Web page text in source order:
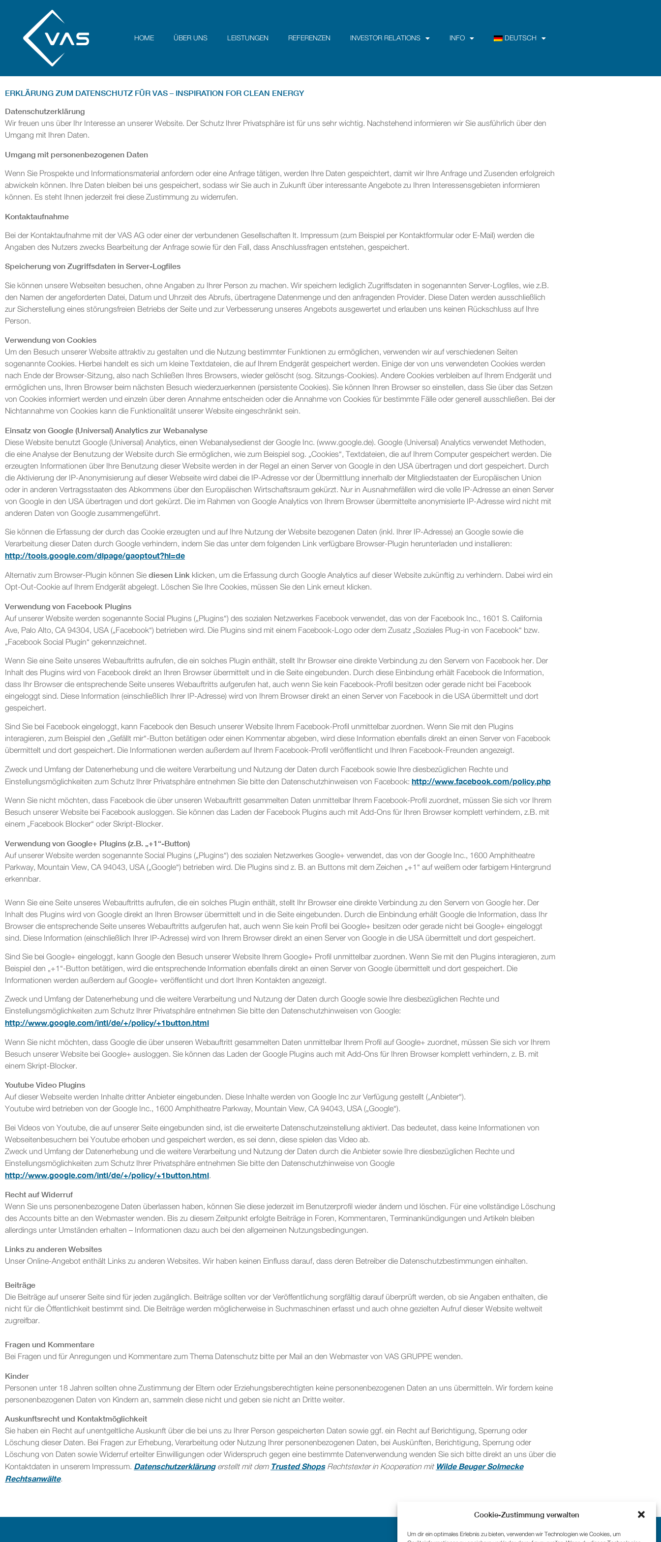
Cookie-Zustimmung verwalten
Um dir ein optimales Erlebnis zu bieten, verwenden wir Technologien wie Cookies, um
HOME ÜBER UNS LEISTUNGEN REFERENZEN INVESTOR RELATIONS INFO DEUTSCH
ERKLÄRUNG ZUM DATENSCHUTZ FÜR VAS – INSPIRATION FOR CLEAN ENERGY
Datenschutzerklärung
Wir freuen uns über Ihr Interesse an unserer Website. Der Schutz Ihrer Privatsphäre ist für uns sehr wichtig. Nachstehend informieren wir Sie ausführlich über den
Umgang mit Ihren Daten.
Umgang mit personenbezogenen Daten
Wenn Sie Prospekte und Informationsmaterial anfordern oder eine Anfrage tätigen, werden Ihre Daten gespeichtert, damit wir Ihre Anfrage und Zusenden erfolgreich
abwickeln können. Ihre Daten bleiben bei uns gespeichert, sodass wir Sie auch in Zukunft über interessante Angebote zu Ihren Interessensgebieten informieren
können. Es steht Ihnen jederzeit frei diese Zustimmung zu widerrufen.
Kontaktaufnahme
Bei der Kontaktaufnahme mit der VAS AG oder einer der verbundenen Gesellschaften lt. Impressum (zum Beispiel per Kontaktformular oder E-Mail) werden die
Angaben des Nutzers zwecks Bearbeitung der Anfrage sowie für den Fall, dass Anschlussfragen entstehen, gespeichert.
Speicherung von Zugriffsdaten in Server-Logfiles
Sie können unsere Webseiten besuchen, ohne Angaben zu Ihrer Person zu machen. Wir speichern lediglich Zugriffsdaten in sogenannten Server-Logfiles, wie z.B.
den Namen der angeforderten Datei, Datum und Uhrzeit des Abrufs, übertragene Datenmenge und den anfragenden Provider. Diese Daten werden ausschließlich
zur Sicherstellung eines störungsfreien Betriebs der Seite und zur Verbesserung unseres Angebots ausgewertet und erlauben uns keinen Rückschluss auf Ihre
Person.
Verwendung von Cookies
Um den Besuch unserer Website attraktiv zu gestalten und die Nutzung bestimmter Funktionen zu ermöglichen, verwenden wir auf verschiedenen Seiten
sogenannte Cookies. Hierbei handelt es sich um kleine Textdateien, die auf Ihrem Endgerät gespeichert werden. Einige der von uns verwendeten Cookies werden
nach Ende der Browser-Sitzung, also nach Schließen Ihres Browsers, wieder gelöscht (sog. Sitzungs-Cookies). Andere Cookies verbleiben auf Ihrem Endgerät und
ermöglichen uns, Ihren Browser beim nächsten Besuch wiederzuerkennen (persistente Cookies). Sie können Ihren Browser so einstellen, dass Sie über das Setzen
von Cookies informiert werden und einzeln über deren Annahme entscheiden oder die Annahme von Cookies für bestimmte Fälle oder generell ausschließen. Bei der
Nichtannahme von Cookies kann die Funktionalität unserer Website eingeschränkt sein.
Einsatz von Google (Universal) Analytics zur Webanalyse
Diese Website benutzt Google (Universal) Analytics, einen Webanalysedienst der Google Inc. (www.google.de). Google (Universal) Analytics verwendet Methoden,
die eine Analyse der Benutzung der Website durch Sie ermöglichen, wie zum Beispiel sog. „Cookies“, Textdateien, die auf Ihrem Computer gespeichert werden. Die
erzeugten Informationen über Ihre Benutzung dieser Website werden in der Regel an einen Server von Google in den USA übertragen und dort gespeichert. Durch
die Aktivierung der IP-Anonymisierung auf dieser Webseite wird dabei die IP-Adresse vor der Übermittlung innerhalb der Mitgliedstaaten der Europäischen Union
oder in anderen Vertragsstaaten des Abkommens über den Europäischen Wirtschaftsraum gekürzt. Nur in Ausnahmefällen wird die volle IP-Adresse an einen Server
von Google in den USA übertragen und dort gekürzt. Die im Rahmen von Google Analytics von Ihrem Browser übermittelte anonymisierte IP-Adresse wird nicht mit
anderen Daten von Google zusammengeführt.
Sie können die Erfassung der durch das Cookie erzeugten und auf Ihre Nutzung der Website bezogenen Daten (inkl. Ihrer IP-Adresse) an Google sowie die
Verarbeitung dieser Daten durch Google verhindern, indem Sie das unter dem folgenden Link verfügbare Browser-Plugin herunterladen und installieren:
http://tools.google.com/dlpage/gaoptout?hl=de
Alternativ zum Browser-Plugin können Sie diesen Link klicken, um die Erfassung durch Google Analytics auf dieser Website zukünftig zu verhindern. Dabei wird ein
Opt-Out-Cookie auf Ihrem Endgerät abgelegt. Löschen Sie Ihre Cookies, müssen Sie den Link erneut klicken.
Verwendung von Facebook Plugins
Auf unserer Website werden sogenannte Social Plugins („Plugins“) des sozialen Netzwerkes Facebook verwendet, das von der Facebook Inc., 1601 S. California
Ave, Palo Alto, CA 94304, USA („Facebook“) betrieben wird. Die Plugins sind mit einem Facebook-Logo oder dem Zusatz „Soziales Plug-in von Facebook“ bzw.
„Facebook Social Plugin“ gekennzeichnet.
Wenn Sie eine Seite unseres Webauftritts aufrufen, die ein solches Plugin enthält, stellt Ihr Browser eine direkte Verbindung zu den Servern von Facebook her. Der
Inhalt des Plugins wird von Facebook direkt an Ihren Browser übermittelt und in die Seite eingebunden. Durch diese Einbindung erhält Facebook die Information,
dass Ihr Browser die entsprechende Seite unseres Webauftritts aufgerufen hat, auch wenn Sie kein Facebook-Profil besitzen oder gerade nicht bei Facebook
eingeloggt sind. Diese Information (einschließlich Ihrer IP-Adresse) wird von Ihrem Browser direkt an einen Server von Facebook in die USA übermittelt und dort
gespeichert.
Sind Sie bei Facebook eingeloggt, kann Facebook den Besuch unserer Website Ihrem Facebook-Profil unmittelbar zuordnen. Wenn Sie mit den Plugins
interagieren, zum Beispiel den „Gefällt mir“-Button betätigen oder einen Kommentar abgeben, wird diese Information ebenfalls direkt an einen Server von Facebook
übermittelt und dort gespeichert. Die Informationen werden außerdem auf Ihrem Facebook-Profil veröffentlicht und Ihren Facebook-Freunden angezeigt.
Zweck und Umfang der Datenerhebung und die weitere Verarbeitung und Nutzung der Daten durch Facebook sowie Ihre diesbezüglichen Rechte und
Einstellungsmöglichkeiten zum Schutz Ihrer Privatsphäre entnehmen Sie bitte den Datenschutzhinweisen von Facebook: http://www.facebook.com/policy.php
Wenn Sie nicht möchten, dass Facebook die über unseren Webauftritt gesammelten Daten unmittelbar Ihrem Facebook-Profil zuordnet, müssen Sie sich vor Ihrem
Besuch unserer Website bei Facebook ausloggen. Sie können das Laden der Facebook Plugins auch mit Add-Ons für Ihren Browser komplett verhindern, z.B. mit
einem „Facebook Blocker“ oder Skript-Blocker.
Verwendung von Google+ Plugins (z.B. „+1“-Button)
Auf unserer Website werden sogenannte Social Plugins („Plugins“) des sozialen Netzwerkes Google+ verwendet, das von der Google Inc., 1600 Amphitheatre
Parkway, Mountain View, CA 94043, USA („Google“) betrieben wird. Die Plugins sind z. B. an Buttons mit dem Zeichen „+1“ auf weißem oder farbigem Hintergrund
erkennbar.
Wenn Sie eine Seite unseres Webauftritts aufrufen, die ein solches Plugin enthält, stellt Ihr Browser eine direkte Verbindung zu den Servern von Google her. Der
Inhalt des Plugins wird von Google direkt an Ihren Browser übermittelt und in die Seite eingebunden. Durch die Einbindung erhält Google die Information, dass Ihr
Browser die entsprechende Seite unseres Webauftritts aufgerufen hat, auch wenn Sie kein Profil bei Google+ besitzen oder gerade nicht bei Google+ eingeloggt
sind. Diese Information (einschließlich Ihrer IP-Adresse) wird von Ihrem Browser direkt an einen Server von Google in die USA übermittelt und dort gespeichert.
Sind Sie bei Google+ eingeloggt, kann Google den Besuch unserer Website Ihrem Google+ Profil unmittelbar zuordnen. Wenn Sie mit den Plugins interagieren, zum
Beispiel den „+1“-Button betätigen, wird die entsprechende Information ebenfalls direkt an einen Server von Google übermittelt und dort gespeichert. Die
Informationen werden außerdem auf Google+ veröffentlicht und dort Ihren Kontakten angezeigt.
Zweck und Umfang der Datenerhebung und die weitere Verarbeitung und Nutzung der Daten durch Google sowie Ihre diesbezüglichen Rechte und
Einstellungsmöglichkeiten zum Schutz Ihrer Privatsphäre entnehmen Sie bitte den Datenschutzhinweisen von Google:
http://www.google.com/intl/de/+/policy/+1button.html
Wenn Sie nicht möchten, dass Google die über unseren Webauftritt gesammelten Daten unmittelbar Ihrem Profil auf Google+ zuordnet, müssen Sie sich vor Ihrem
Besuch unserer Website bei Google+ ausloggen. Sie können das Laden der Google Plugins auch mit Add-Ons für Ihren Browser komplett verhindern, z. B. mit
einem Skript-Blocker.
Youtube Video Plugins
Auf dieser Webseite werden Inhalte dritter Anbieter eingebunden. Diese Inhalte werden von Google Inc zur Verfügung gestellt („Anbieter“).
Youtube wird betrieben von der Google Inc., 1600 Amphitheatre Parkway, Mountain View, CA 94043, USA („Google“).
Bei Videos von Youtube, die auf unserer Seite eingebunden sind, ist die erweiterte Datenschutzeinstellung aktiviert. Das bedeutet, dass keine Informationen von
Webseitenbesuchern bei Youtube erhoben und gespeichert werden, es sei denn, diese spielen das Video ab.
Zweck und Umfang der Datenerhebung und die weitere Verarbeitung und Nutzung der Daten durch die Anbieter sowie Ihre diesbezüglichen Rechte und
Einstellungsmöglichkeiten zum Schutz Ihrer Privatsphäre entnehmen Sie bitte den Datenschutzhinweise von Google
http://www.google.com/intl/de/+/policy/+1button.html.
Recht auf Widerruf
Wenn Sie uns personenbezogene Daten überlassen haben, können Sie diese jederzeit im Benutzerprofil wieder ändern und löschen. Für eine vollständige Löschung
des Accounts bitte an den Webmaster wenden. Bis zu diesem Zeitpunkt erfolgte Beiträge in Foren, Kommentaren, Terminankündigungen und Artikeln bleiben
allerdings unter Umständen erhalten – Informationen dazu auch bei den allgemeinen Nutzungsbedingungen.
Links zu anderen Websites
Unser Online-Angebot enthält Links zu anderen Websites. Wir haben keinen Einfluss darauf, dass deren Betreiber die Datenschutzbestimmungen einhalten.
Beiträge
Die Beiträge auf unserer Seite sind für jeden zugänglich. Beiträge sollten vor der Veröffentlichung sorgfältig darauf überprüft werden, ob sie Angaben enthalten, die
nicht für die Öffentlichkeit bestimmt sind. Die Beiträge werden möglicherweise in Suchmaschinen erfasst und auch ohne gezielten Aufruf dieser Website weltweit
zugreifbar.
Fragen und Kommentare
Bei Fragen und für Anregungen und Kommentare zum Thema Datenschutz bitte per Mail an den Webmaster von VAS GRUPPE wenden.
Kinder
Personen unter 18 Jahren sollten ohne Zustimmung der Eltern oder Erziehungsberechtigten keine personenbezogenen Daten an uns übermitteln. Wir fordern keine
personenbezogenen Daten von Kindern an, sammeln diese nicht und geben sie nicht an Dritte weiter.
Auskunftsrecht und Kontaktmöglichkeit
Sie haben ein Recht auf unentgeltliche Auskunft über die bei uns zu Ihrer Person gespeicherten Daten sowie ggf. ein Recht auf Berichtigung, Sperrung oder
Löschung dieser Daten. Bei Fragen zur Erhebung, Verarbeitung oder Nutzung Ihrer personenbezogenen Daten, bei Auskünften, Berichtigung, Sperrung oder
Löschung von Daten sowie Widerruf erteilter Einwilligungen oder Widerspruch gegen eine bestimmte Datenverwendung wenden Sie sich bitte direkt an uns über die
Kontaktdaten in unserem Impressum. Datenschutzerklärungerstellt mit dem Trusted ShopsRechtstexter in Kooperation mit Wilde Beuger Solmecke
Rechtsanwälte.